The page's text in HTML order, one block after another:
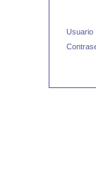
Usuario